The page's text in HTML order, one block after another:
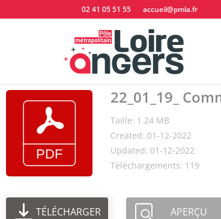
02 41 05 51 55 accueil@pmla.fr
22_01_19_
Taille: 1.24 MB
Created: 01-12-2022
Updated: 01-12-2022
Téléchargements: 119
TÉLÉCHARGER APERÇU